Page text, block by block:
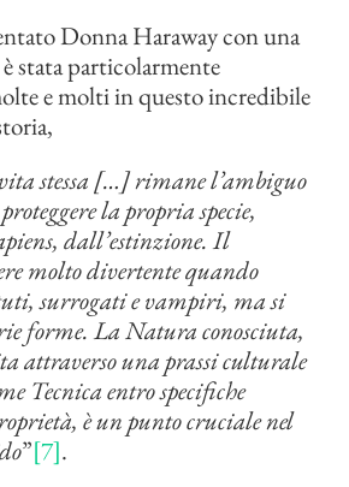
Donna Haraway con una
è stata particolarmente
e molti in questo incredibile
stessa […] rimane l’ambiguo
la propria specie,
dall’estinzione. Il
molto divertente quando
surrogati e vampiri, ma si
forme. La Natura conosciuta,
attraverso una prassi culturale
Tecnica entro specifiche
è un punto cruciale nel
”[7].